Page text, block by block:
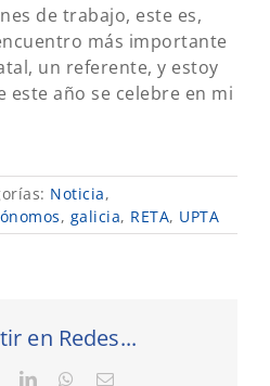
de trabajo, este es,
más importante
un referente, y estoy
este año se celebre en mi
Noticia,
, galicia, RETA, UPTA
en Redes...
LinkedInWhatsApp
Correo